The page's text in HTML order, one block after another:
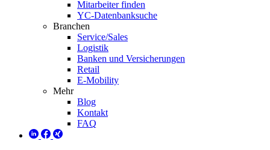
Mitarbeiter finden
YC-Datenbanksuche
Branchen
Service/Sales
Logistik
Banken und Versicherungen
Retail
E-Mobility
Mehr
Blog
Kontakt
FAQ